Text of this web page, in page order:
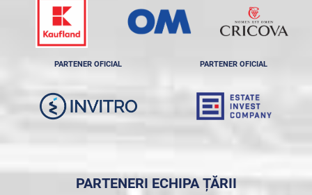
PARTENER OFICIAL PARTENER OFICIAL
PARTENERI ECHIPA ȚĂRII